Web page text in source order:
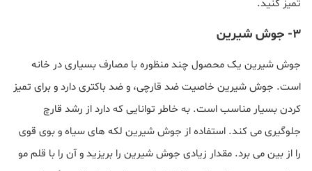
تمیز کنید.
3- جوش شیرین
جوش شیرین یک محصول چند منظوره با مصارف بسیاری در خانه
است. جوش شیرین خاصیت ضد قارچی، و ضد باکتری دارد و برای تمیز
کردن بسیار مناسب است. به خاطر توانایی که دارد از رشد قارچ
جلوگیری می کند. استفاده از جوش شیرین لکه های سیاه و بوی قوی
را از بین می برد. مقدار زیادی جوش شیرین را بریزید و آن را با قلم مو